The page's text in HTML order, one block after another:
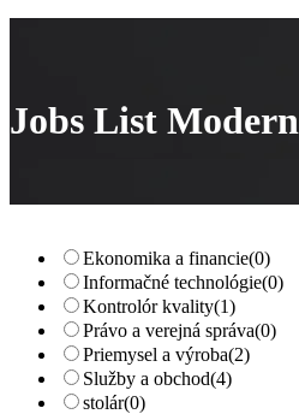
Jobs List Modern
Ekonomika a financie(0)
Informačné technológie(0)
Kontrolór kvality(1)
Právo a verejná správa(0)
Priemysel a výroba(2)
Služby a obchod(4)
stolár(0)